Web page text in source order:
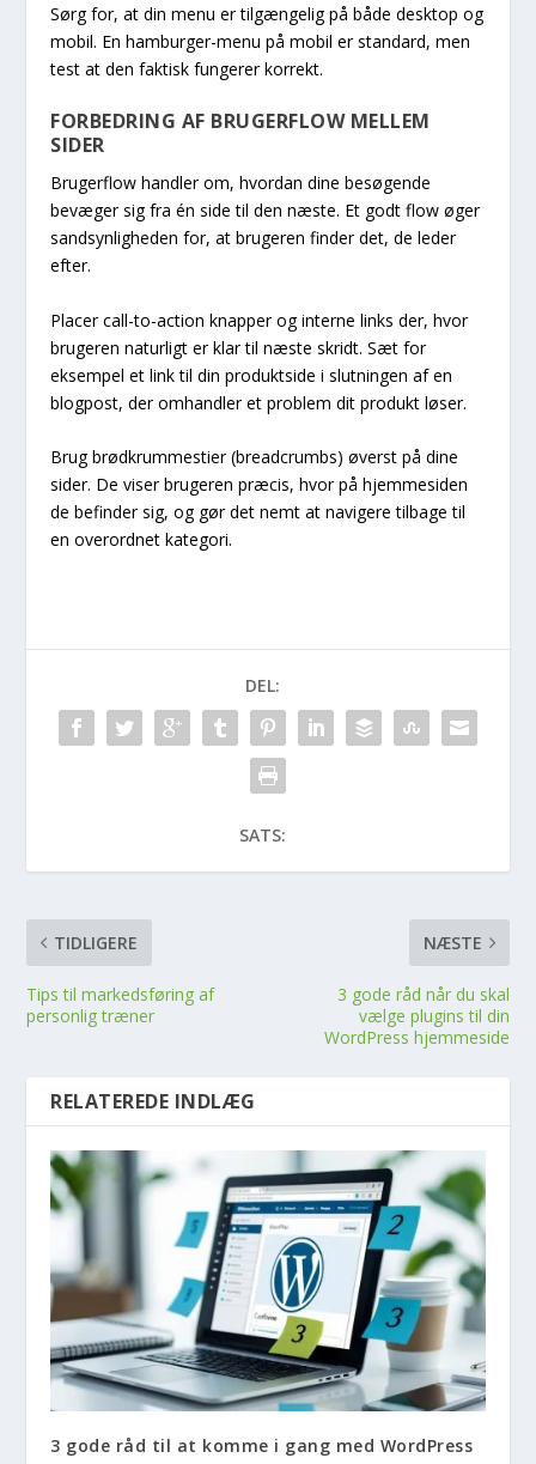
Sørg for, at din menu er tilgængelig på både desktop og
mobil. En hamburger-menu på mobil er standard, men
test at den faktisk fungerer korrekt.
FORBEDRING AF BRUGERFLOW MELLEM
SIDER
Brugerflow handler om, hvordan dine besøgende
bevæger sig fra én side til den næste. Et godt flow øger
sandsynligheden for, at brugeren finder det, de leder
efter.
Placer call-to-action knapper og interne links der, hvor
brugeren naturligt er klar til næste skridt. Sæt for
eksempel et link til din produktside i slutningen af en
blogpost, der omhandler et problem dit produkt løser.
Brug brødkrummestier (breadcrumbs) øverst på dine
sider. De viser brugeren præcis, hvor på hjemmesiden
de befinder sig, og gør det nemt at navigere tilbage til
en overordnet kategori.
DEL:
SATS:
TIDLIGERE
Tips til markedsføring af
personlig træner
NÆSTE
3 gode råd når du skal
vælge plugins til din
WordPress hjemmeside
RELATEREDE INDLÆG
3 gode råd til at komme i gang med WordPress